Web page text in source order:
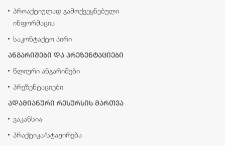
პროაქტიულად გამოქვეყნებული
ინფორმაცია
საკონტაქტო პირი
ანგარიშები და პრეზენტაციები
წლიური ანგარიშები
პრეზენტაციები
ადამიანური რესურსის მართვა
ვაკანსია
პრაქტიკა/სტაჟირება